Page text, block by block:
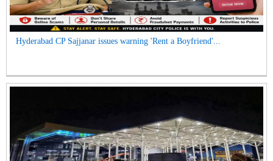
Hyderabad CP Sajjanar issues warning 'Rent a Boyfriend'...